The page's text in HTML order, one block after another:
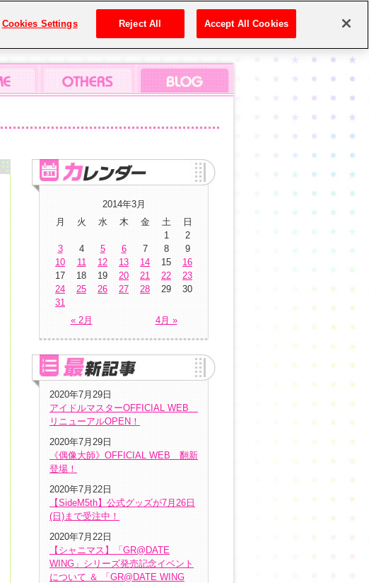
2014年3月
月
火 水 木 金 土 日
« 2月 4月 »
1
2
3
4 5 6 7 8
9
10
11 12 13 14 15
16
17
18 19 20 21 22
23
24
25 26 27 28 29
30
31
2020年7月29日
アイドルマスターOFFICIAL WEB
リニューアルOPEN！
2020年7月29日
《偶像大師》OFFICIAL WEB 翻新
登場！
2020年7月22日
【SideM5th】公式グッズが7月26日
(日)まで受注中！
2020年7月22日
【シャニマス】「GR@DATE
WING」シリーズ発売記念イベント
について ＆ 「GR@DATE WING
Cookies Settings Reject All Accept All Cookies